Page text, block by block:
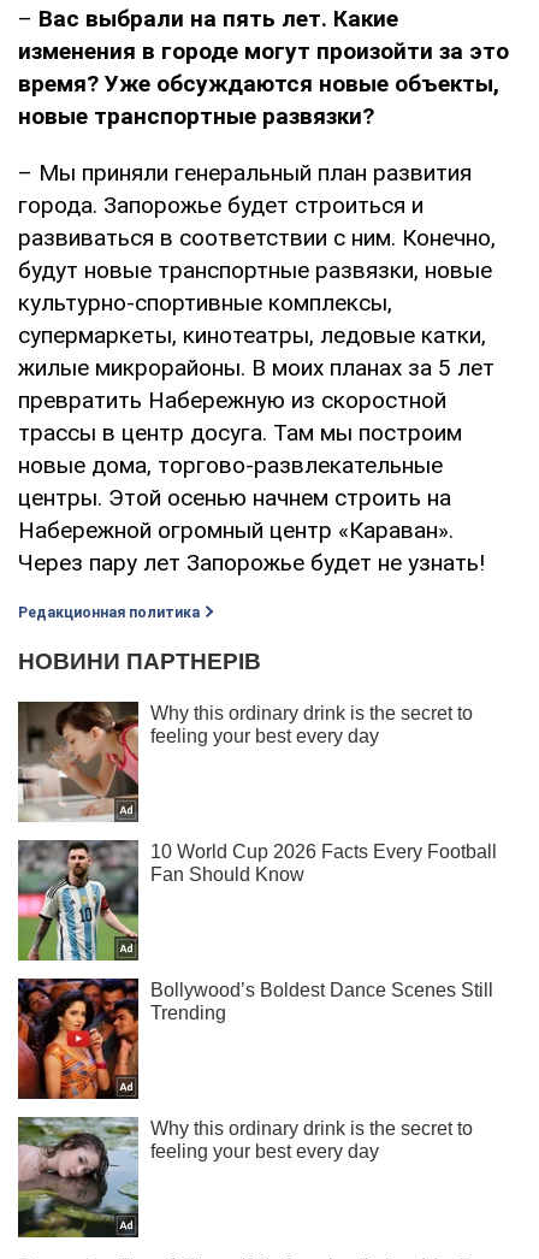
– Вас выбрали на пять лет. Какие
изменения в городе могут произойти за это
время? Уже обсуждаются новые объекты,
новые транспортные развязки?
– Мы приняли генеральный план развития
города. Запорожье будет строиться и
развиваться в соответствии с ним. Конечно,
будут новые транспортные развязки, новые
культурно-спортивные комплексы,
супермаркеты, кинотеатры, ледовые катки,
жилые микрорайоны. В моих планах за 5 лет
превратить Набережную из скоростной
трассы в центр досуга. Там мы построим
новые дома, торгово-развлекательные
центры. Этой осенью начнем строить на
Набережной огромный центр «Караван».
Через пару лет Запорожье будет не узнать!
Редакционная политика